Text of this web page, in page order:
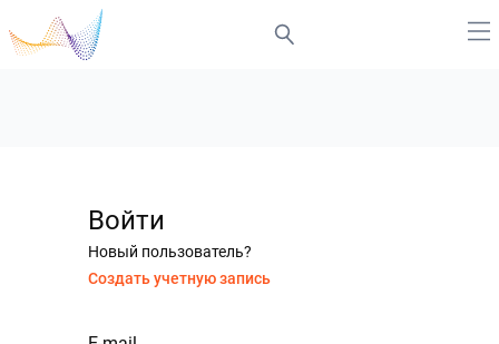
Войти
Новый пользователь?
Создать учетную запись